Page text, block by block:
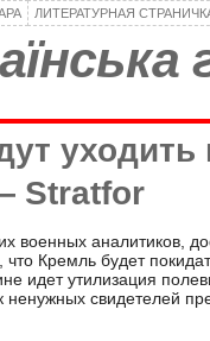
ЛИТЕРАТУРНАЯ
уходить
Stratfor
военных аналитиков,
что Кремль будет
идет утилизация
свидетелей